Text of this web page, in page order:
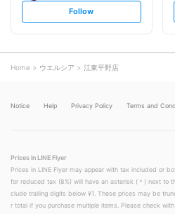
s
t
o
w
Follow
Home ウエルシア 江東平野店
Notice Help Privacy Policy Terms and
Prices in LINE Flyer
Prices in LINE Flyer may appear with tax included or
for reduced tax (8%) will have an asterisk (＊) next to
clude trailing digits below ¥1. These prices may be
r total if you purchase multiple items. Please check